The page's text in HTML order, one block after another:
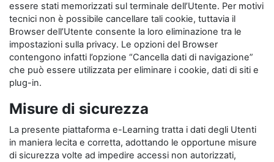
essere stati memorizzati sul terminale dell’Utente. Per motivi
tecnici non è possibile cancellare tali cookie, tuttavia il
Browser dell’Utente consente la loro eliminazione tra le
impostazioni sulla privacy. Le opzioni del Browser
contengono infatti l’opzione “Cancella dati di navigazione”
che può essere utilizzata per eliminare i cookie, dati di siti e
plug-in.
Misure di sicurezza
La presente piattaforma e-Learning tratta i dati degli Utenti
in maniera lecita e corretta, adottando le opportune misure
di sicurezza volte ad impedire accessi non autorizzati,